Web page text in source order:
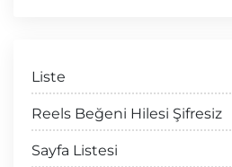
Liste
Reels Beğeni Hilesi Şifresiz
Sayfa Listesi